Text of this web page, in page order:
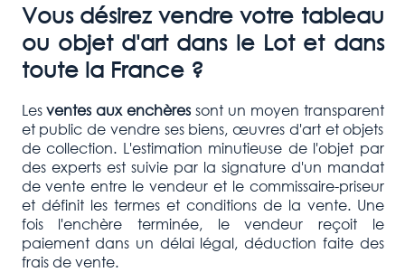
Vous désirez vendre votre tableau
ou objet d'art dans le Lot et dans
toute la France ?
Lesventes aux enchères sont un moyen transparent
et public de vendre ses biens, œuvres d'art et objets
de collection. L'estimation minutieuse de l'objet par
des experts est suivie par la signature d'un mandat
de vente entre le vendeur et le commissaire-priseur
et définit les termes et conditions de la vente. Une
fois l'enchère terminée, le vendeur reçoit le
paiement dans un délai légal, déduction faite des
frais de vente.